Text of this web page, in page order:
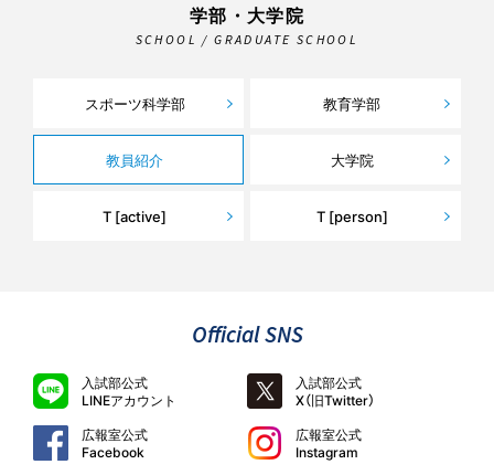
学部・大学院
SCHOOL / GRADUATE SCHOOL
スポーツ科学部 教育学部
教員紹介 大学院
T [active] T [person]
Official SNS
入試部公式
LINEアカウント
入試部公式
X（旧Twitter）
広報室公式
Facebook
広報室公式
Instagram